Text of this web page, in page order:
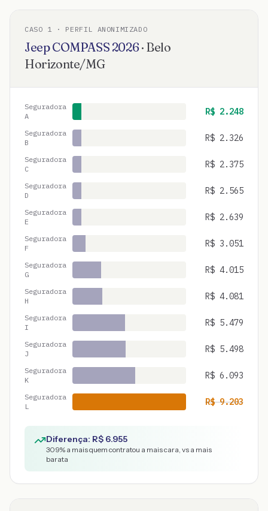
CASO 1 · PERFIL ANONIMIZADO
JeepCOMPASS 2026· Belo
Horizonte/MG
Seguradora
A
R$ 2.248
Seguradora
B
R$ 2.326
Seguradora
C
R$ 2.375
Seguradora
D
R$ 2.565
Seguradora
E
R$ 2.639
Seguradora
F
R$ 3.051
Seguradora
G
R$ 4.015
Seguradora
H
R$ 4.081
Seguradora
I
R$ 5.479
Seguradora
J
R$ 5.498
Seguradora
K
R$ 6.093
Seguradora
L
R$9.203
Diferença: R$ 6.955
309% a mais quem contratou a mais cara, vs a mais
barata